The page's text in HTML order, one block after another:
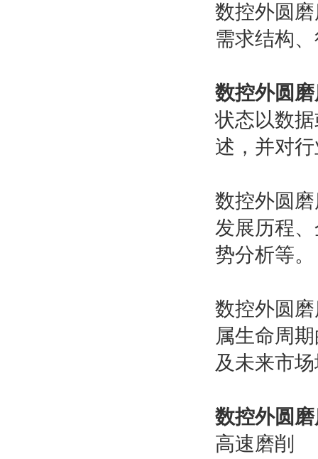
数控外圆
需求结构
数控外圆
状态以数
述，并对
数控外圆
发展历程
势分析等。
数控外圆
属生命周
及未来市
数控外圆
高速磨削